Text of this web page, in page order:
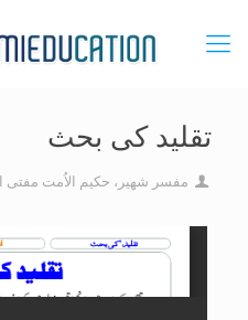
تقلید کی بحث
مفسر شھیر، حکیم الاُمت مفتی